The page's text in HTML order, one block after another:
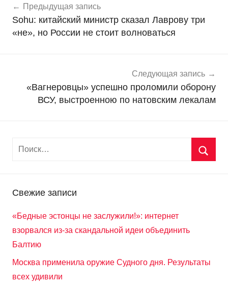
о
в
о
по
записям
Предыдущая запись
Sohu: китайский министр сказал Лаврову три
«не», но России не стоит волноваться
Следующая запись
«Вагнеровцы» успешно проломили оборону
ВСУ, выстроенною по натовским лекалам
Свежие записи
«Бедные эстонцы не заслужили!»: интернет
взорвался из-за скандальной идеи объединить
Балтию
Москва применила оружие Судного дня. Результаты
всех удивили